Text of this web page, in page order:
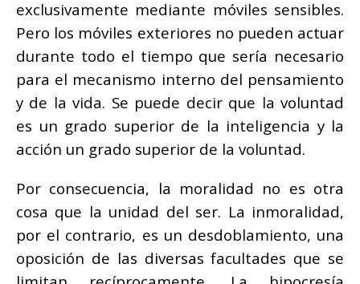
exclusivamente mediante móviles sensibles.
Pero los móviles exteriores no pueden actuar
durante todo el tiempo que sería necesario
para el mecanismo interno del pensamiento
y de la vida. Se puede decir que la voluntad
es un grado superior de la inteligencia y la
acción un grado superior de la voluntad.
Por consecuencia, la moralidad no es otra
cosa que la unidad del ser. La inmoralidad,
por el contrario, es un desdoblamiento, una
oposición de las diversas facultades que se